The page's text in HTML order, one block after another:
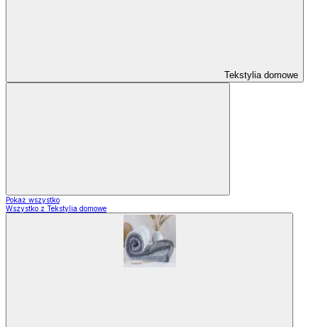
Tekstylia domowe
Pokaż wszystko
Wszystko z Tekstylia domowe